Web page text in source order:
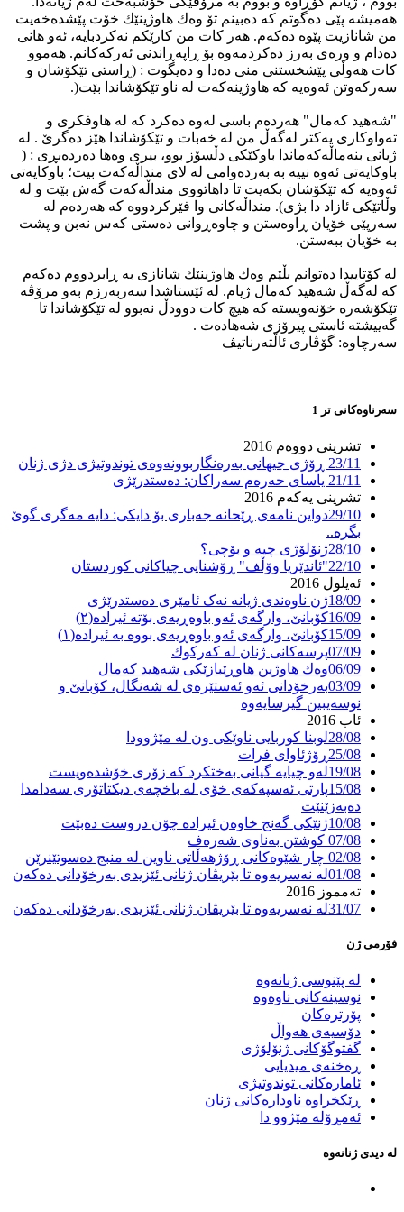
هەمیشە پێی دەگوتم كە دەبینم تۆ وەك هاوژینێك خۆت پێشدەخەیت
من شانازیت پێوە دەكەم. هەر كات من كارێكم نەكردبایە، ئەو هانی
دەدام و ورەی بەرز دەکردمەوە بۆ ڕاپەڕاندنی ئەركەكانم. هەموو
كات هەوڵی پێشخستنی منی دەدا و دەیگوت : (ڕاستی تێكۆشان و
سەركەوتن ئەوەیە كە هاوژینەكەت لە ناو تێكۆشاندا بێت(.
"شەهید کەمال" هەردەم باسی لەوە دەکرد کە لە هاوفكری و
تەواوكاری یەكتر لەگەڵ من لە خەبات و تێكۆشاندا هێز دەگرێ . لە
ژیانی بنەماڵەکەماندا باوكێكی دڵسۆز بوو، بیری وەها دەردەبڕی : (
باوكایەتی ئەوە نییە بە بەردەوامی لە لای منداڵەكەت بیت؛ باوكایەتی
ئەوەیە كە تێكۆشان بكەیت تا داهاتووی منداڵەكەت گەش بێت و لە
وڵاتێكی ئازاد دا بژی). منداڵەكانی وا فێركردووە كە هەردەم لە
سەرپێی خۆیان ڕاوەستن و چاوەڕوانی دەستی كەس نەبن و پشت
بە خۆیان ببەستن.
لە كۆتاییدا دەتوانم بڵێم وەك هاوژینێك شانازی بە ڕابردووم دەكەم
كە لەگەڵ شەهید كەمال ژیام. لە ئێستاشدا سەربەرزم بەو مرۆڤە
تێكۆشەرە خۆنەویستە كە هیچ كات دوودڵ نەبوو لە تێكۆشاندا تا
گەییشتە ئاستی پیرۆزی شەهادەت .
سەرچاوە: گۆڤاری ئاڵتەرناتیڤ
سەرناوەکانی تر 1
تشرینی دووەم 2016
23/11 ڕۆژی جیهانی بەرەنگاربوونەوەی توندوتیژی دژی ژنان
21/11 یاسای حەرەم سەراکان: دەستدرێژی
تشرینی یەکەم 2016
29/10دواین نامەی ڕێحانە جەباری بۆ دایکی: دایە مەگری گوێ
بگرە..
28/10ژنۆلۆژی چیە و بۆچی؟
22/10"ئاندێریا وۆڵف" ڕۆشنایی چیاکانی کوردستان
ئەیلول 2016
18/09ژن ناوه‌ندی ژیانه‌ نه‌ک ئامێری ده‌ستدرێژی
16/09کۆبانێ، وارگەی ئەو باوەڕیەی بۆتە ئیرادە(٢)
15/09کۆبانێ، وارگەی ئەو باوەڕیەی بووە بە ئیرادە(١)
07/09پرسەکانی ژنان لە كەركوك
06/09وەك هاوژین هاوڕێبازێكی شەهید کەمال
03/09بەرخۆدانی ئەو ئەستێرەی لە شەنگال، کۆبانێ و
نوسەیبین گیرسایەوە
ئاب 2016
28/08لوبنا کوربایی ناوێکی ون لە مێژوودا
25/08 ڕۆژئاوای فرات
19/08لەو چیایە گیانی بەختکرد کە زۆری خۆشدەویست
15/08پارتى ئه‌سپه‌که‌ى خۆى له‌ باخچه‌ى دیکتاتۆرى سه‌دامدا
ده‌به‌زێنێت
10/08ژنێکی گه‌نج خاوه‌ن ئیراده چۆن‌ دروست ده‌بێت
07/08 كوشتن بەناوى شەرەف
02/08 چار شێوەکانی ڕۆژهەڵاتی ناوین لە منبج دەسوتێنرێن
01/08لە نەسریەوە تا بێریڤان ژنانی ئێزیدی بەرخۆدانی دەکەن
تەمموز 2016
31/07لە نەسریەوە تا بێریڤان ژنانی ئێزیدی بەرخۆدانی دەکەن
فۆرمی ژن
لە پێنوسی ژنانەوە
نوسینەکانی ناوەوە
پۆرترەکان
دۆسیەی هەواڵ
گفتوگۆکانی ژنۆلۆژی
ڕەخنەی میدیایی
ئامارەکانی توندوتیژی
ڕێکخراوە ناودارەکانی ژنان
ئەمڕۆلە مێژوو دا
لە دیدی ژنانەوە